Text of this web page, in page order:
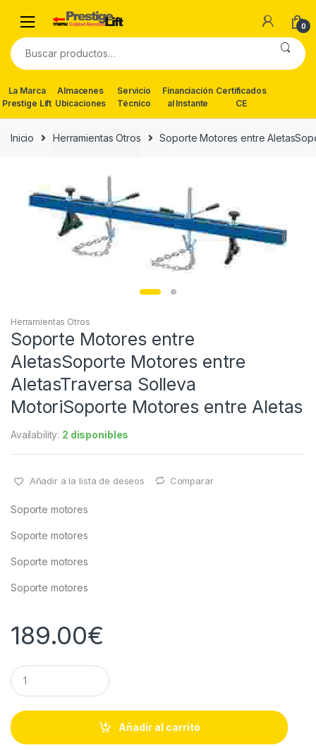
navigation
content
0
Buscar
por:
La Marca
Prestige Lift
Almacenes
Ubicaciones
Servicio
Técnico
Financiación
al Instante
Certificados
CE
Inicio Herramientas Otros Soporte Motores entre
Herramientas Otros
Soporte Motores entre
AletasSoporte Motores entre
AletasTraversa Solleva
MotoriSoporte Motores entre Aletas
Availability: 2 disponibles
Añadir a la lista de deseos Comparar
Soporte motores
Soporte motores
Soporte motores
Soporte motores
189.00€
Q
u
a
t
i
Añadir al carrito